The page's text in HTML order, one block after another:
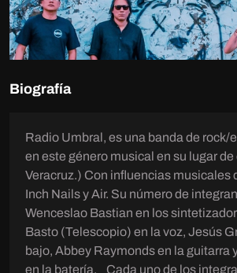
Biografía
Radio Umbral, es una banda de rock/
en este género musical en su lugar de origen (Tuxpan,
Veracruz.) Con influencias musicales que
Inch Nails y Air. Su número de
Wenceslao Bastian en los sintetizadores, Adrian
Basto (Telescopio) en la voz, Jesús
bajo, Abbey Raymonds en la guitarra y Luis Barragán
en la batería. Cada uno de los integrantes tiene años